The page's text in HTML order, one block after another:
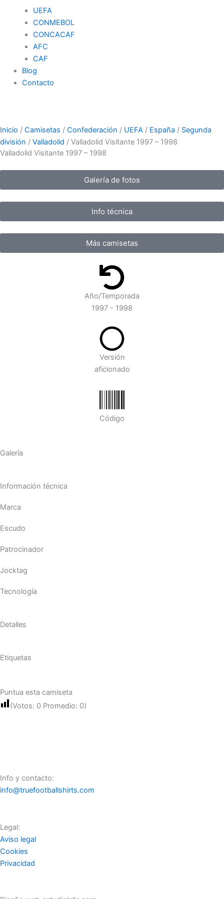
UEFA
CONMEBOL
CONCACAF
AFC
CAF
Blog
Contacto
Inicio / Camisetas / Confederación / UEFA / España / Segunda
división / Valladolid / Valladolid Visitante 1997 – 1998
Valladolid Visitante 1997 – 1998
Galería de fotos
Info técnica
Más camisetas
Año/Temporada
1997 - 1998
Versión
aficionado
Código
Galería
Información técnica
Marca
Escudo
Patrocinador
Jocktag
Tecnología
Detalles
Etiquetas
Puntua esta camiseta
(Votos: 0 Promedio: 0)
Info y contacto:
info@truefootballshirts.com
Legal:
Aviso legal
Cookies
Privacidad